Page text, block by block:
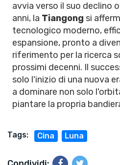
avvia verso il suo declino
anni, la Tiangong si
tecnologico moderno,
espansione, pronto a
riferimento per la ricerca
prossimi decenni. Il
solo l'inizio di una nuova
a dominare non solo
piantare la propria
Tags: Cina Luna